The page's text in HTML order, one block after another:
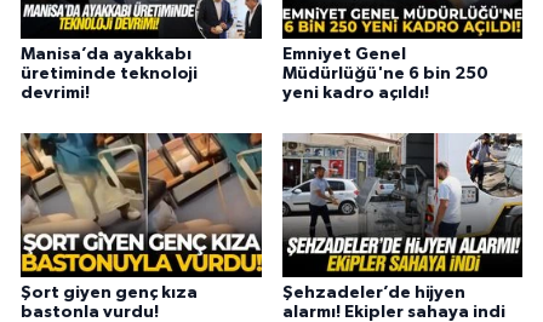
Manisa’da ayakkabı
üretiminde teknoloji
devrimi!
Emniyet Genel
Müdürlüğü'ne 6 bin 250
yeni kadro açıldı!
Şort giyen genç kıza
bastonla vurdu!
Şehzadeler’de hijyen
alarmı! Ekipler sahaya indi